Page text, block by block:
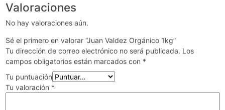
Valoraciones
No hay valoraciones aún.
Sé el primero en valorar “Juan Valdez Orgánico 1kg”
Tu dirección de correo electrónico no será publicada. Los
campos obligatorios están marcados con *
Tu puntuación
Tu valoración *